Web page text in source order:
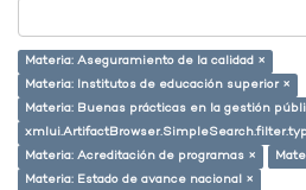
Materia: Aseguramiento de la calidad ×
Materia: Institutos de educación superior ×
Materia: Buenas prácticas en la gestión
Materia: Acreditación de programas ×
Materia: Estado de avance nacional ×